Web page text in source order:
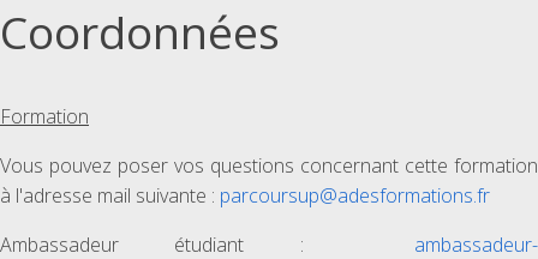
Coordonnées
Formation
Vous pouvez poser vos questions concernant cette formation
à l'adresse mail suivante : parcoursup@adesformations.fr
Ambassadeur étudiant : ambassadeur-